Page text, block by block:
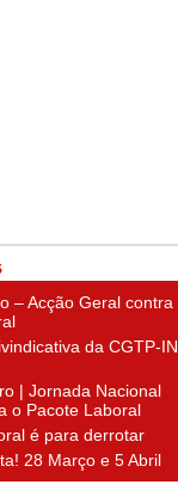
– Acção Geral contra
da CGTP-IN
| Jornada Nacional
o Pacote Laboral
é para derrotar
28 Março e 5 Abril